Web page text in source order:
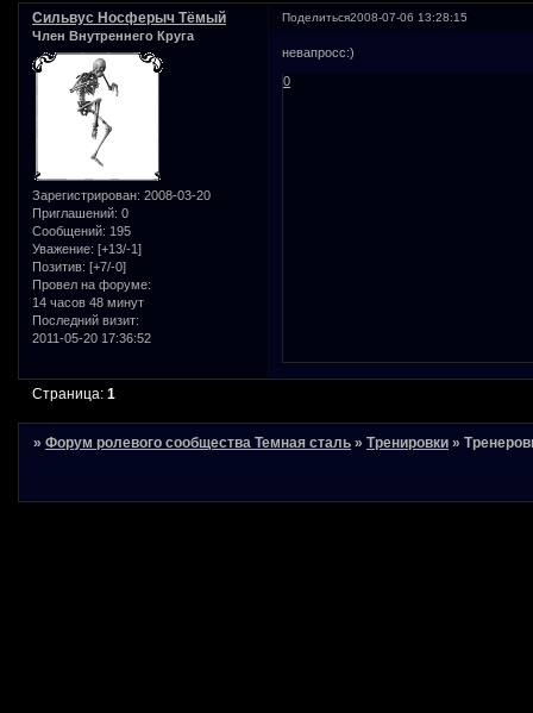
Поделиться2008-07-06 13:28:15
Сильвус Носферыч Тёмый
Член Внутреннего Круга
Зарегистрирован: 2008-03-20
Приглашений: 0
Сообщений: 195
Уважение: [+13/-1]
Позитив: [+7/-0]
Провел на форуме:
14 часов 48 минут
Последний визит:
2011-05-20 17:36:52
невапросс:)
0
Страница:1
»Форум ролевого сообщества Темная сталь »Тренировки »